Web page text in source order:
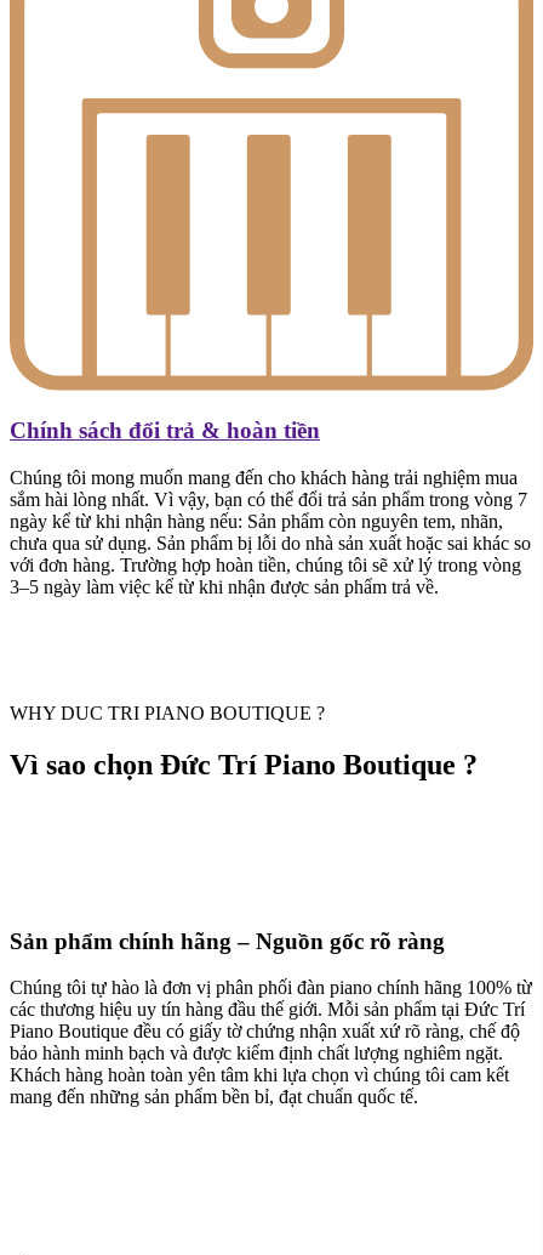
Chính sách đổi trả & hoàn tiền
Chúng tôi mong muốn mang đến cho khách hàng trải nghiệm mua
sắm hài lòng nhất. Vì vậy, bạn có thể đổi trả sản phẩm trong vòng 7
ngày kể từ khi nhận hàng nếu: Sản phẩm còn nguyên tem, nhãn,
chưa qua sử dụng. Sản phẩm bị lỗi do nhà sản xuất hoặc sai khác so
với đơn hàng. Trường hợp hoàn tiền, chúng tôi sẽ xử lý trong vòng
3–5 ngày làm việc kể từ khi nhận được sản phẩm trả về.
WHY DUC TRI PIANO BOUTIQUE ?
Vì sao chọn Đức Trí Piano Boutique ?
Sản phẩm chính hãng – Nguồn gốc rõ ràng
Chúng tôi tự hào là đơn vị phân phối đàn piano chính hãng 100% từ
các thương hiệu uy tín hàng đầu thế giới. Mỗi sản phẩm tại Đức Trí
Piano Boutique đều có giấy tờ chứng nhận xuất xứ rõ ràng, chế độ
bảo hành minh bạch và được kiểm định chất lượng nghiêm ngặt.
Khách hàng hoàn toàn yên tâm khi lựa chọn vì chúng tôi cam kết
mang đến những sản phẩm bền bỉ, đạt chuẩn quốc tế.